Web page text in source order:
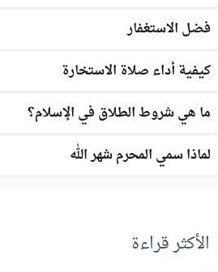
فضل الاستغفار
كيفية أداء صلاة الاستخارة
ما هي شروط الطلاق في الإسلام؟
لماذا سمي المحرم شهر الله
الأكثر قراءة